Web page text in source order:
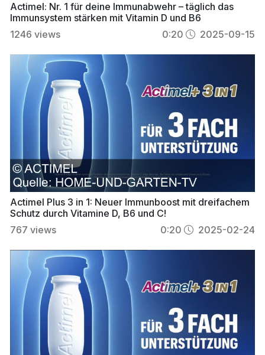
Actimel: Nr. 1 für deine Immunabwehr – täglich das
Immunsystem stärken mit Vitamin D und B6
1246 views 0:20 2025-09-15
Actimel Plus 3 in 1: Neuer Immunboost mit dreifachem
Schutz durch Vitamine D, B6 und C!
767 views 0:20 2025-02-24